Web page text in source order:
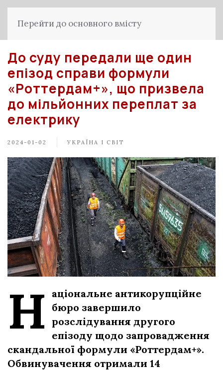
Перейти до основного вмісту
До суду передали ще один
епізод справи формули
«Роттердам+», що призвела
до мільйонних переплат за
електрику
2024-01-02 УКРАЇНА І СВІТ
Н
аціональне антикорупційне
бюро завершило
розслідування другого
епізоду щодо запровадження
скандальної формули «Роттердам+».
Обвинувачення отримали 14